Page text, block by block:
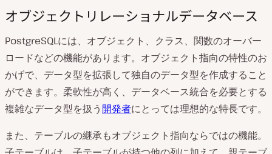
オブジェクトリレーショナルデータベース
PostgreSQLには、オブジェクト、クラス、関数のオーバー
ロードなどの機能があります。オブジェクト指向の特性のお
かげで、データ型を拡張して独自のデータ型を作成すること
ができます。柔軟性が高く、データベース統合を必要とする
複雑なデータ型を扱う 開発者にとっては理想的な特長です。
また、テーブルの継承もオブジェクト指向ならではの機能。